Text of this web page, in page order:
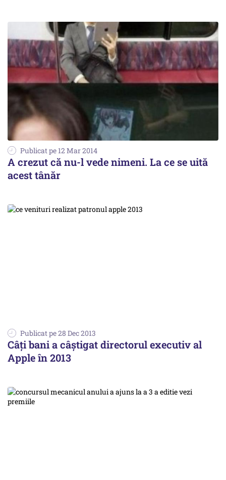
Publicat pe 12 Mar 2014
A crezut că nu-l vede nimeni. La ce se uită
acest tânăr
Publicat pe 28 Dec 2013
Câţi bani a câştigat directorul executiv al
Apple în 2013